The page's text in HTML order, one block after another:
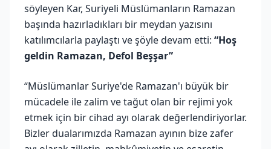
söyleyen Kar, Suriyeli Müslümanların Ramazan
başında hazırladıkları bir meydan yazısını
katılımcılarla paylaştı ve şöyle devam etti: “Hoş
geldin Ramazan, Defol Beşşar”
“Müslümanlar Suriye'de Ramazan'ı büyük bir
mücadele ile zalim ve tağut olan bir rejimi yok
etmek için bir cihad ayı olarak değerlendiriyorlar.
Bizler dualarımızda Ramazan ayının bize zafer